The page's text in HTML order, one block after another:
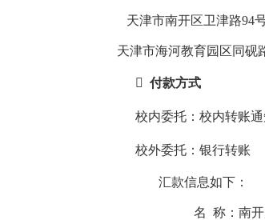
天津市南开区卫津路94
天津市海河教育园区同砚
 付款方式
校内委托：校内转账
校外委托：银行转账
汇款信息如下：
名 称：南